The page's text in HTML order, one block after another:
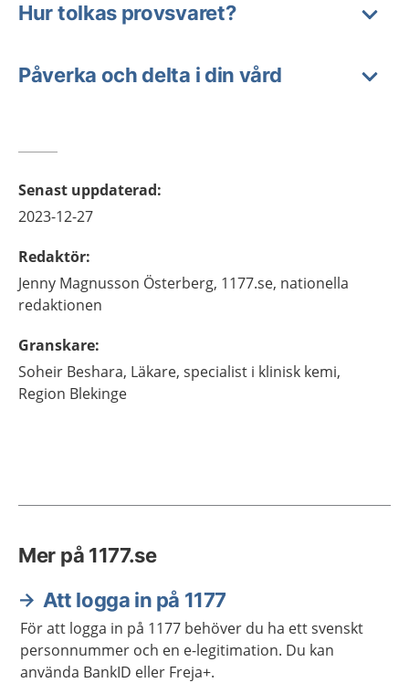
Hur tolkas provsvaret?
Påverka och delta i din vård
Senast uppdaterad:
2023-12-27
Redaktör:
Jenny Magnusson Österberg, 1177.se, nationella
redaktionen
Granskare:
Soheir Beshara, Läkare, specialist i klinisk kemi,
Region Blekinge
Mer på 1177.se
Att logga in på 1177
För att logga in på 1177 behöver du ha ett svenskt
personnummer och en e-legitimation. Du kan
använda BankID eller Freja+.